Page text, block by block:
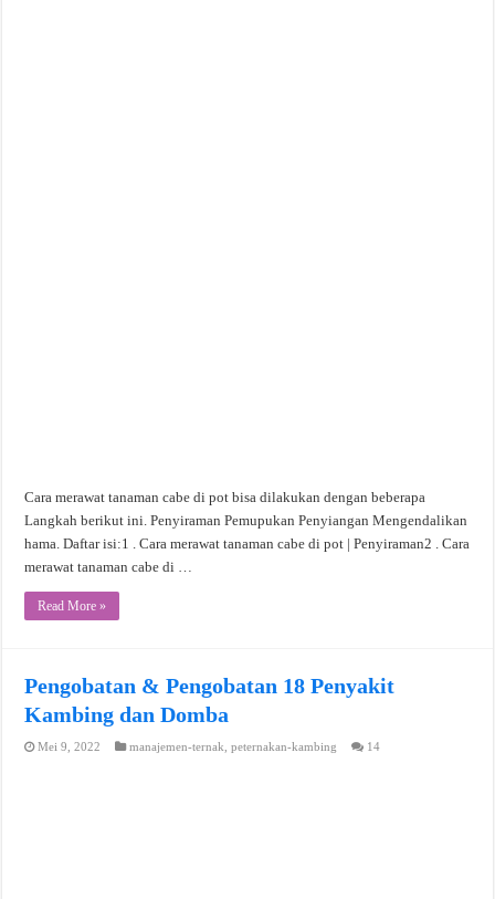
Cara merawat tanaman cabe di pot bisa dilakukan dengan beberapa
Langkah berikut ini. Penyiraman Pemupukan Penyiangan Mengendalikan
hama. Daftar isi:1 . Cara merawat tanaman cabe di pot | Penyiraman2 . Cara
merawat tanaman cabe di …
Read More »
Pengobatan & Pengobatan 18 Penyakit
Kambing dan Domba
Mei 9, 2022 manajemen-ternak ,peternakan-kambing 14